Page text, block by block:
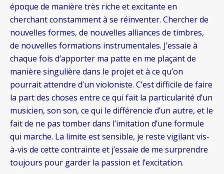
époque de manière très riche et excitante en
cherchant constamment à se réinventer. Chercher de
nouvelles formes, de nouvelles alliances de timbres,
de nouvelles formations instrumentales. J’essaie à
chaque fois d’apporter ma patte en me plaçant de
manière singulière dans le projet et à ce qu’on
pourrait attendre d’un violoniste. C’est difficile de faire
la part des choses entre ce qui fait la particularité d’un
musicien, son son, ce qui le différencie d’un autre, et le
fait de ne pas tomber dans l’imitation d’une formule
qui marche. La limite est sensible, je reste vigilant vis-
à-vis de cette contrainte et j’essaie de me surprendre
toujours pour garder la passion et l’excitation.